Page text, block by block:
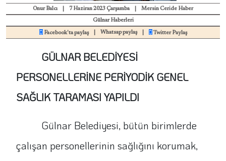
Onur Balcı 7 Haziran 2023 Çarşamba Mersin Ceride Haber
Gülnar Haberleri
Facebook'ta paylaş Whatsap paylaş Twitter Paylaş
GÜLNAR BELEDİYESİ
PERSONELLERİNE PERİYODİK GENEL
SAĞLIK TARAMASI YAPILDI
Gülnar Belediyesi, bütün birimlerde
çalışan personellerinin sağlığını korumak,